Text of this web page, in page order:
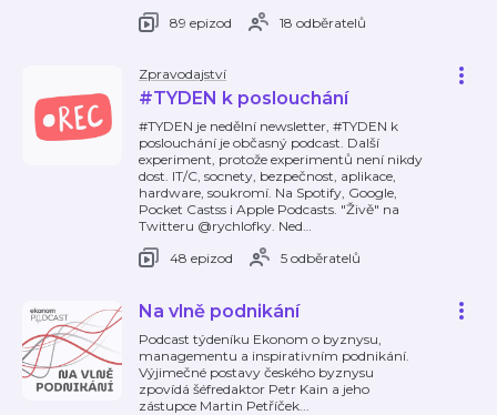
89 epizod
18 odběratelů
Zpravodajství
#TYDEN k poslouchání
#TYDEN je nedělní newsletter, #TYDEN k
poslouchání je občasný podcast. Další
experiment, protože experimentů není nikdy
dost. IT/C, socnety, bezpečnost, aplikace,
hardware, soukromí. Na Spotify, Google,
Pocket Castss i Apple Podcasts. "Živě" na
Twitteru @rychlofky. Ned…
48 epizod
5 odběratelů
Na vlně podnikání
Podcast týdeníku Ekonom o byznysu,
managementu a inspirativním podnikání.
Výjimečné postavy českého byznysu
zpovídá šéfredaktor Petr Kain a jeho
zástupce Martin Petříček...